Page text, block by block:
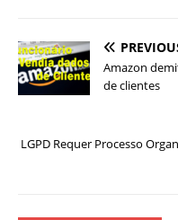
Amazon
de clientes
LGPD Requer Processo